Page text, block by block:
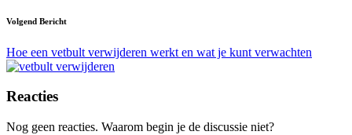
Volgend Bericht
Hoe een vetbult verwijderen werkt en wat je kunt verwachten
Reacties
Nog geen reacties. Waarom begin je de discussie niet?